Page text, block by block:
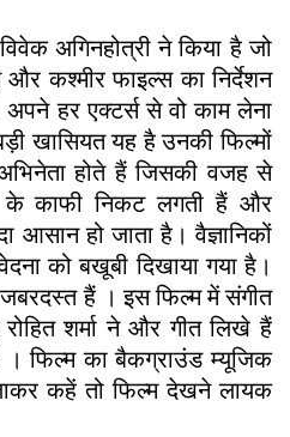
अगिनहोत्री ने किया है जो
कश्मीर फाइल्स का निर्देशन
हर एक्टर्स से वो काम लेना
खासियत यह है उनकी फिल्मों
होते हैं जिसकी वजह से
के काफी निकट लगती हैं और
आसान हो जाता है। वैज्ञानिकों
को बखूबी दिखाया गया है।
हैं । इस फिल्म में संगीत
शर्मा ने और गीत लिखे हैं
फिल्म का बैकग्राउंड म्यूजिक
कहें तो फिल्म देखने लायक